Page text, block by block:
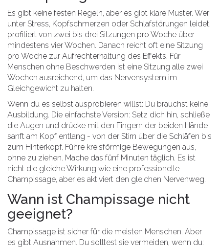
Es gibt keine festen Regeln, aber es gibt klare Muster. Wer
unter Stress, Kopfschmerzen oder Schlafstörungen leidet,
profitiert von zwei bis drei Sitzungen pro Woche über
mindestens vier Wochen. Danach reicht oft eine Sitzung
pro Woche zur Aufrechterhaltung des Effekts. Für
Menschen ohne Beschwerden ist eine Sitzung alle zwei
Wochen ausreichend, um das Nervensystem im
Gleichgewicht zu halten.
Wenn du es selbst ausprobieren willst: Du brauchst keine
Ausbildung. Die einfachste Version: Setz dich hin, schließe
die Augen und drücke mit den Fingern der beiden Hände
sanft am Kopf entlang - von der Stirn über die Schläfen bis
zum Hinterkopf. Führe kreisförmige Bewegungen aus,
ohne zu ziehen. Mache das fünf Minuten täglich. Es ist
nicht die gleiche Wirkung wie eine professionelle
Champissage, aber es aktiviert den gleichen Nervenweg.
Wann ist Champissage nicht
geeignet?
Champissage ist sicher für die meisten Menschen. Aber
es gibt Ausnahmen. Du solltest sie vermeiden, wenn du: